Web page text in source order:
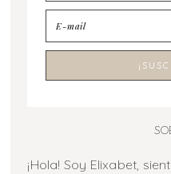
¡Hola! Soy Elixabet,